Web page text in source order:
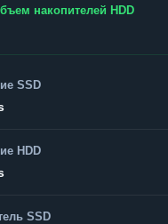
накопителей HDD
SSD
HDD
SSD